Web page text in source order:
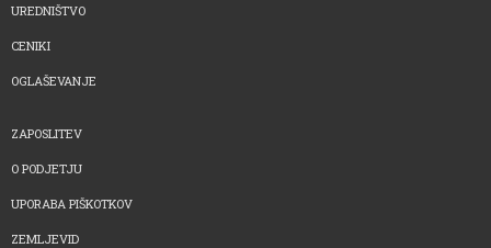
UREDNIŠTVO
CENIKI
OGLAŠEVANJE
ZAPOSLITEV
O PODJETJU
UPORABA PIŠKOTKOV
ZEMLJEVID